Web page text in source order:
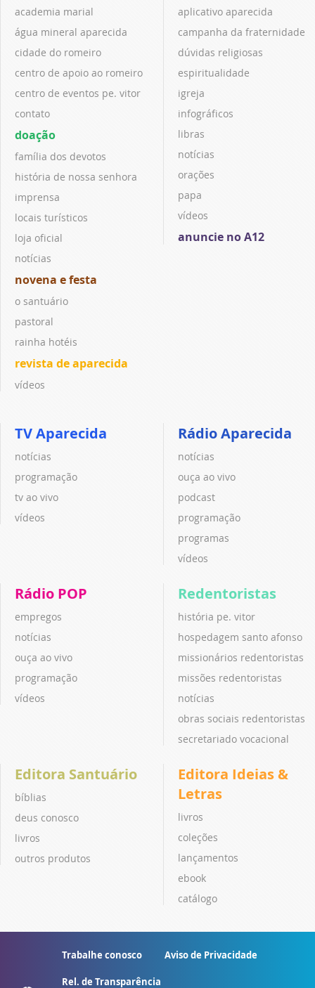
academia marial
água mineral aparecida
cidade do romeiro
centro de apoio ao romeiro
centro de eventos pe. vitor
contato
doação
família dos devotos
história de nossa senhora
imprensa
locais turísticos
loja oficial
notícias
novena e festa
o santuário
pastoral
rainha hotéis
revista de aparecida
vídeos
aplicativo aparecida
campanha da fraternidade
dúvidas religiosas
espiritualidade
igreja
infográficos
libras
notícias
orações
papa
vídeos
anuncie no A12
TV Aparecida
notícias
programação
tv ao vivo
vídeos
Rádio Aparecida
notícias
ouça ao vivo
podcast
programação
programas
vídeos
Rádio POP
empregos
notícias
ouça ao vivo
programação
vídeos
Redentoristas
história pe. vitor
hospedagem santo afonso
missionários redentoristas
missões redentoristas
notícias
obras sociais redentoristas
secretariado vocacional
Editora Santuário
bíblias
deus conosco
livros
outros produtos
Editora Ideias &
Letras
livros
coleções
lançamentos
ebook
catálogo
Trabalhe conosco Aviso de Privacidade
Rel. de Transparência